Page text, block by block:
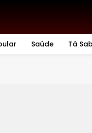
Saúde Tá